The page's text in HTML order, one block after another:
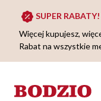
SUPER RABATY!
Więcej kupujesz,
Rabat na wszystkie